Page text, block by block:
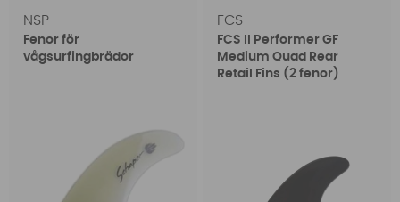
NSP
Fenor för
vågsurfingbrädor
FCS
FCS II Performer GF
Medium Quad Rear
Retail Fins (2 fenor)